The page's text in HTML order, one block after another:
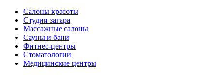
Салоны красоты
Студии загара
Массажные салоны
Сауны и бани
Фитнес-центры
Стоматологии
Медицинские центры